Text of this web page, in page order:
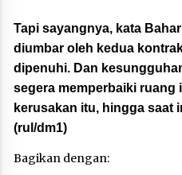
Tapi sayangnya, kata
diumbar oleh kedua
dipenuhi. Dan
segera memperbaiki ruang
kerusakan itu, hingga saat
(rul/dm1)
Bagikan dengan: